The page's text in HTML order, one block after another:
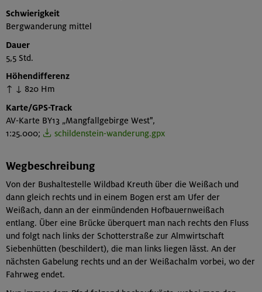
Schwierigkeit
Bergwanderung mittel
Dauer
5,5 Std.
Höhendifferenz
↑ ↓ 820 Hm
Karte/GPS-Track
AV-Karte BY13 „Mangfallgebirge West",
1:25.000;
schildenstein-wanderung.gpx
Wegbeschreibung
Von der Bushaltestelle Wildbad Kreuth über die Weißach und
dann gleich rechts und in einem Bogen erst am Ufer der
Weißach, dann an der einmündenden Hofbauernweißach
entlang. Über eine Brücke überquert man nach rechts den Fluss
und folgt nach links der Schotterstraße zur Almwirtschaft
Siebenhütten (beschildert), die man links liegen lässt. An der
nächsten Gabelung rechts und an der Weißachalm vorbei, wo der
Fahrweg endet.